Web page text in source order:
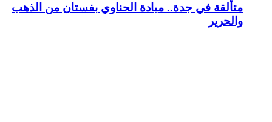
متألقة في جدة.. ميادة الحناوي بفستان من الذهب
والحرير